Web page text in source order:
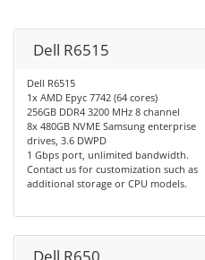
Dell R6515
Dell R6515
1x AMD Epyc 7742 (64 cores)
256GB DDR4 3200 MHz 8 channel
8x 480GB NVME Samsung enterprise
drives, 3.6 DWPD
1 Gbps port, unlimited bandwidth.
Contact us for customization such as
additional storage or CPU models.